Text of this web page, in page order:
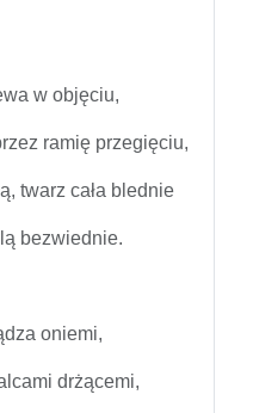
w objęciu,
ramię przegięciu,
twarz cała blednie
bezwiednie.
oniemi,
drżącemi,